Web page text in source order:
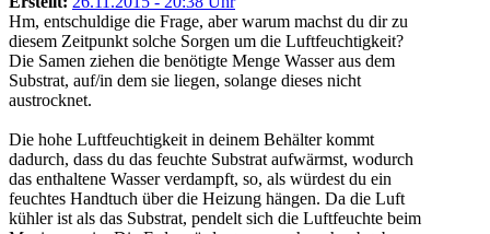
Hm, entschuldige die Frage, aber warum machst du dir zu
diesem Zeitpunkt solche Sorgen um die Luftfeuchtigkeit?
Die Samen ziehen die benötigte Menge Wasser aus dem
Substrat, auf/in dem sie liegen, solange dieses nicht
austrocknet.
Die hohe Luftfeuchtigkeit in deinem Behälter kommt
dadurch, dass du das feuchte Substrat aufwärmst, wodurch
das enthaltene Wasser verdampft, so, als würdest du ein
feuchtes Handtuch über die Heizung hängen. Da die Luft
kühler ist als das Substrat, pendelt sich die Luftfeuchte beim